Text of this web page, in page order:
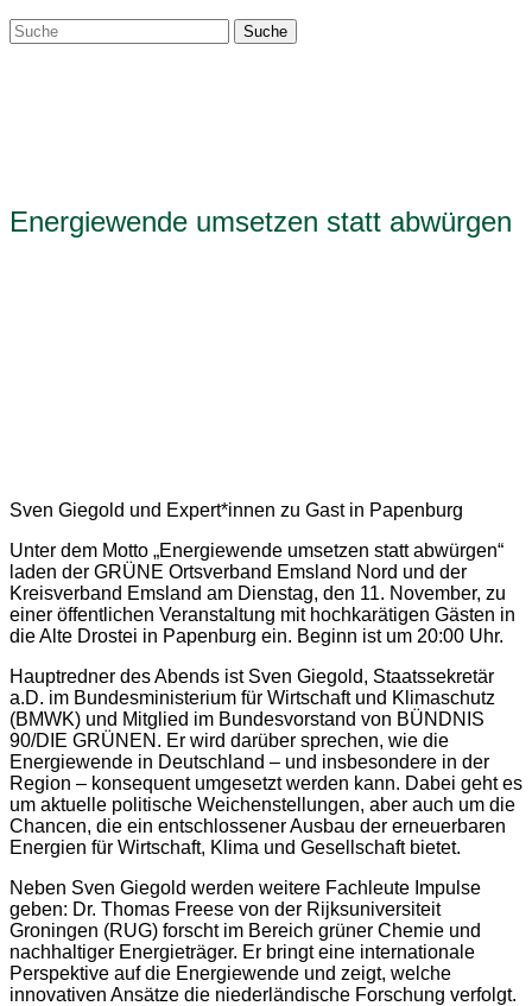
Energiewende umsetzen statt abwürgen
Sven Giegold und Expert*innen zu Gast in Papenburg
Unter dem Motto „Energiewende umsetzen statt abwürgen“
laden der GRÜNE Ortsverband Emsland Nord und der
Kreisverband Emsland am Dienstag, den 11. November, zu
einer öffentlichen Veranstaltung mit hochkarätigen Gästen in
die Alte Drostei in Papenburg ein. Beginn ist um 20:00 Uhr.
Hauptredner des Abends ist Sven Giegold, Staatssekretär
a.D. im Bundesministerium für Wirtschaft und Klimaschutz
(BMWK) und Mitglied im Bundesvorstand von BÜNDNIS
90/DIE GRÜNEN. Er wird darüber sprechen, wie die
Energiewende in Deutschland – und insbesondere in der
Region – konsequent umgesetzt werden kann. Dabei geht es
um aktuelle politische Weichenstellungen, aber auch um die
Chancen, die ein entschlossener Ausbau der erneuerbaren
Energien für Wirtschaft, Klima und Gesellschaft bietet.
Neben Sven Giegold werden weitere Fachleute Impulse
geben: Dr. Thomas Freese von der Rijksuniversiteit
Groningen (RUG) forscht im Bereich grüner Chemie und
nachhaltiger Energieträger. Er bringt eine internationale
Perspektive auf die Energiewende und zeigt, welche
innovativen Ansätze die niederländische Forschung verfolgt.